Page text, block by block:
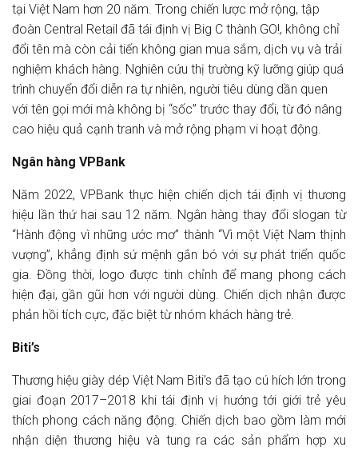
tại Việt Nam hơn 20 năm. Trong chiến lược mở rộng, tập
đoàn Central Retail đã tái định vị Big C thành GO!, không chỉ
đổi tên mà còn cải tiến không gian mua sắm, dịch vụ và trải
nghiệm khách hàng. Nghiên cứu thị trường kỹ lưỡng giúp quá
trình chuyển đổi diễn ra tự nhiên, người tiêu dùng dần quen
với tên gọi mới mà không bị “sốc” trước thay đổi, từ đó nâng
cao hiệu quả cạnh tranh và mở rộng phạm vi hoạt động.
Ngân hàng VPBank
Năm 2022, VPBank thực hiện chiến dịch tái định vị thương
hiệu lần thứ hai sau 12 năm. Ngân hàng thay đổi slogan từ
“Hành động vì những ước mơ” thành “Vì một Việt Nam thịnh
vượng”, khẳng định sứ mệnh gắn bó với sự phát triển quốc
gia. Đồng thời, logo được tinh chỉnh để mang phong cách
hiện đại, gần gũi hơn với người dùng. Chiến dịch nhận được
phản hồi tích cực, đặc biệt từ nhóm khách hàng trẻ.
Biti’s
Thương hiệu giày dép Việt Nam Biti’s đã tạo cú hích lớn trong
giai đoạn 2017–2018 khi tái định vị hướng tới giới trẻ yêu
thích phong cách năng động. Chiến dịch bao gồm làm mới
nhận diện thương hiệu và tung ra các sản phẩm hợp xu